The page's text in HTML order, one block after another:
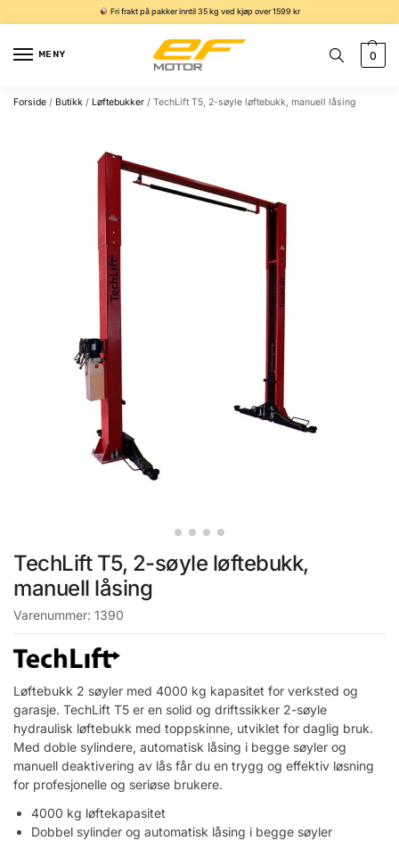
Fri frakt på pakker inntil 35 kg ved kjøp over 1599 kr
MENY 0
Forside / Butikk / Løftebukker / TechLift T5, 2-søyle løftebukk, manuell låsing
TechLift T5, 2-søyle løftebukk,
manuell låsing
Varenummer: 1390
Løftebukk 2 søyler med 4000 kg kapasitet for verksted og
garasje. TechLift T5 er en solid og driftssikker 2-søyle
hydraulisk løftebukk med toppskinne, utviklet for daglig bruk.
Med doble sylindere, automatisk låsing i begge søyler og
manuell deaktivering av lås får du en trygg og effektiv løsning
for profesjonelle og seriøse brukere.
4000 kg løftekapasitet
Dobbel sylinder og automatisk låsing i begge søyler